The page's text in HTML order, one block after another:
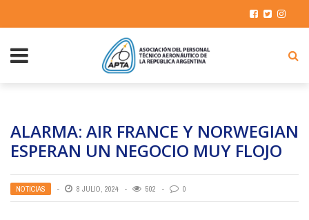
ALARMA: AIR FRANCE Y NORWEGIAN
ESPERAN UN NEGOCIO MUY FLOJO
NOTICIAS 8 JULIO, 2024 502 0